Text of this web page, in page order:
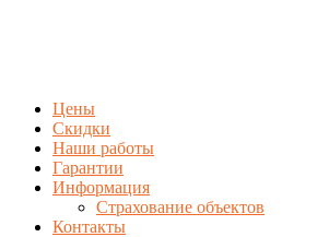
Цены
Скидки
Наши работы
Гарантии
Информация
Страхование объектов
Контакты